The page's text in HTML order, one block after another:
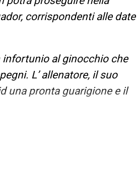
corrispondenti alle date
infortunio al ginocchio che
L’ allenatore, il suo
una pronta guarigione e il